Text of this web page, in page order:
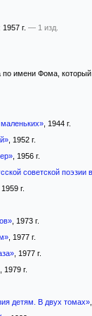
1957 г. — 1 изд.
имени Фома,
, 1944 г.
, 1952 г.
, 1956 г.
советской поэзии
г.
, 1973 г.
, 1977 г.
, 1977 г.
, 1979 г.
детям. В двух томах»